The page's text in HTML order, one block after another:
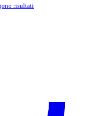
risultati